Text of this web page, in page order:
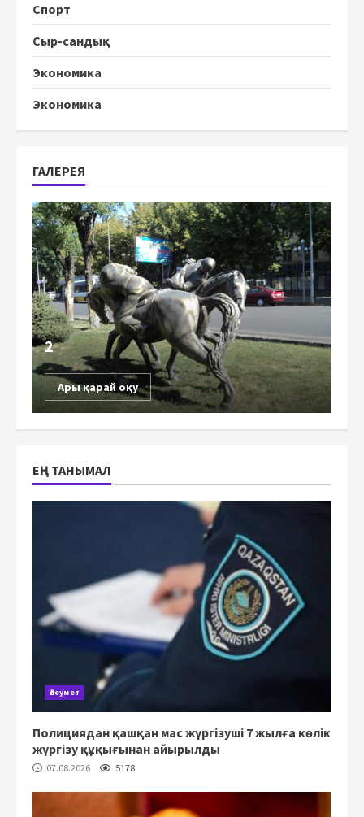
Спорт
Сыр-сандық
Экономика
Экономика
ГАЛЕРЕЯ
2
Ары қарай оқу
ЕҢ ТАНЫМАЛ
Әлеумет
Полициядан қашқан мас жүргізуші 7 жылға көлік
жүргізу құқығынан айырылды
07.08.2026 5178